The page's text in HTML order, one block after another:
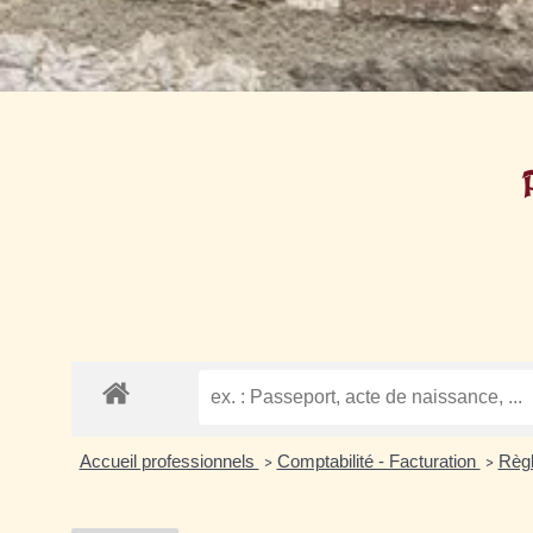
Accueil professionnels > Comptabilité - Facturation >